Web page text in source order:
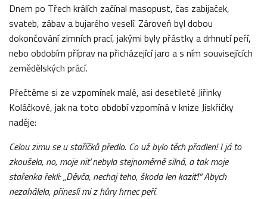
Dnem po Třech králích začínal masopust, čas zabijaček,
svateb, zábav a bujarého veselí. Zároveň byl dobou
dokončování zimních prací, jakými byly přástky a drhnutí peří,
nebo obdobím příprav na přicházející jaro a s ním souvisejících
zemědělských prácí.
Přečtěme si ze vzpomínek malé, asi desetileté Jiřinky
Koláčkové, jak na toto období vzpomíná v knize Jiskřičky
naděje:
Celou zimu se u staříčků předlo. Co už bylo těch přadlen! I já to
zkoušela, no, moje niť nebyla stejnoměrně silná, a tak moje
stařenka řekli: „Děvča, nechaj teho, škoda len kaziť!“ Abych
nezahálela, přinesli mi z hůry hrnec peří.